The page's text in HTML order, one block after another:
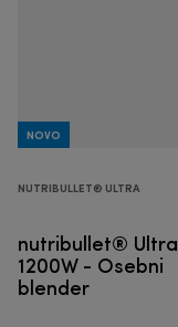
NOVO
NUTRIBULLET® ULTRA
nutribullet® Ultra
1200W - Osebni
blender